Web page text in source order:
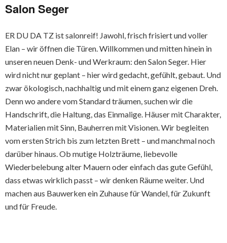
Salon Seger
ER DU DA TZ ist salonreif! Jawohl, frisch frisiert und voller
Elan – wir öffnen die Türen. Willkommen und mitten hinein in
unseren neuen Denk- und Werkraum: den Salon Seger. Hier
wird nicht nur geplant – hier wird gedacht, gefühlt, gebaut. Und
zwar ökologisch, nachhaltig und mit einem ganz eigenen Dreh.
Denn wo andere vom Standard träumen, suchen wir die
Handschrift, die Haltung, das Einmalige. Häuser mit Charakter,
Materialien mit Sinn, Bauherren mit Visionen. Wir begleiten
vom ersten Strich bis zum letzten Brett – und manchmal noch
darüber hinaus. Ob mutige Holzträume, liebevolle
Wiederbelebung alter Mauern oder einfach das gute Gefühl,
dass etwas wirklich passt – wir denken Räume weiter. Und
machen aus Bauwerken ein Zuhause für Wandel, für Zukunft
und für Freude.